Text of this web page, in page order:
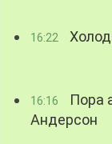
16:22
16:16
Пора
Андерсон